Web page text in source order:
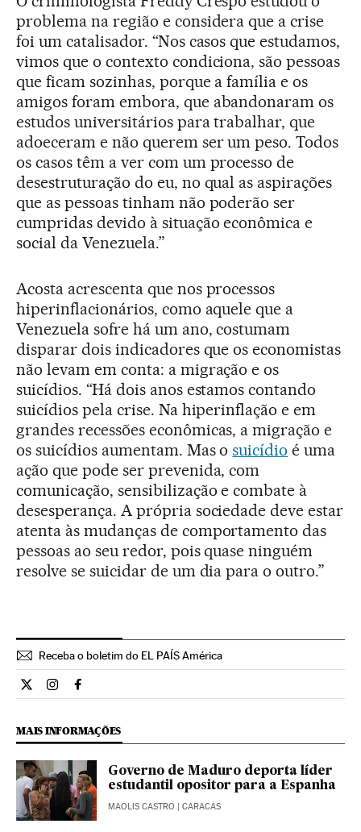
problema na região e considera que a crise
foi um catalisador. “Nos casos que estudamos,
vimos que o contexto condiciona, são pessoas
que ficam sozinhas, porque a família e os
amigos foram embora, que abandonaram os
estudos universitários para trabalhar, que
adoeceram e não querem ser um peso. Todos
os casos têm a ver com um processo de
desestruturação do eu, no qual as aspirações
que as pessoas tinham não poderão ser
cumpridas devido à situação econômica e
social da Venezuela.”
Acosta acrescenta que nos processos
hiperinflacionários, como aquele que a
Venezuela sofre há um ano, costumam
disparar dois indicadores que os economistas
não levam em conta: a migração e os
suicídios. “Há dois anos estamos contando
suicídios pela crise. Na hiperinflação e em
grandes recessões econômicas, a migração e
os suicídios aumentam. Mas osuicídio é uma
ação que pode ser prevenida, com
comunicação, sensibilização e combate à
desesperança. A própria sociedade deve estar
atenta às mudanças de comportamento das
pessoas ao seu redor, pois quase ninguém
resolve se suicidar de um dia para o outro.”
Receba o boletim do EL PAÍS América
Internacional El País Brasil en Twitter
Internacional El País Brasil en Instagram
Internacional El País Brasil en Facebook
MAIS INFORMAÇÕES
Governo de Maduro deporta líder
estudantil opositor para a Espanha
MAOLIS CASTRO | CARACAS